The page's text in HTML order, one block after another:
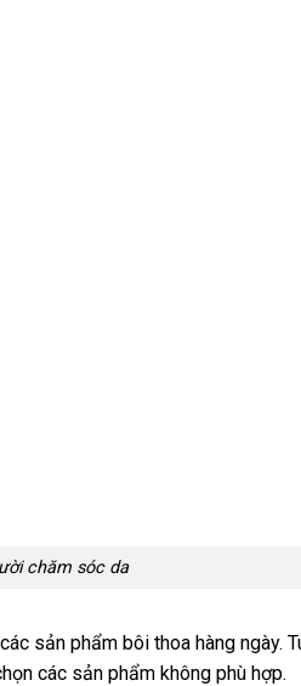
chăm sóc da
sản phẩm bôi thoa hàng ngày.
các sản phẩm không phù hợp.